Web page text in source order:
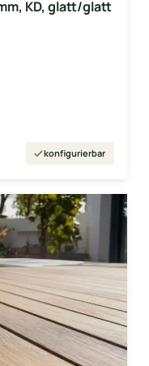
KD, glatt/glatt
konfigurierbar